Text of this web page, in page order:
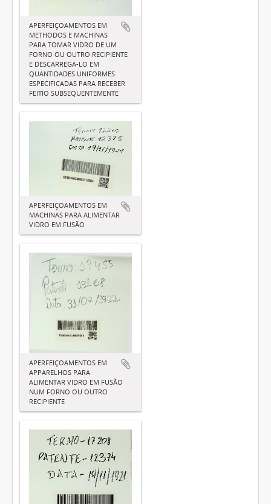
APERFEIÇOAMENTOS EM
METHODOS E MACHINAS
PARA TOMAR VIDRO DE UM
FORNO OU OUTRO RECIPIENTE
E DESCARREGA-LO EM
QUANTIDADES UNIFORMES
ESPECIFICADAS PARA RECEBER
FEITIO SUBSEQUENTEMENTE
APERFEIÇOAMENTOS EM
MACHINAS PARA ALIMENTAR
VIDRO EM FUSÃO
APERFEIÇOAMENTOS EM
APPARELHOS PARA
ALIMENTAR VIDRO EM FUSÃO
NUM FORNO OU OUTRO
RECIPIENTE